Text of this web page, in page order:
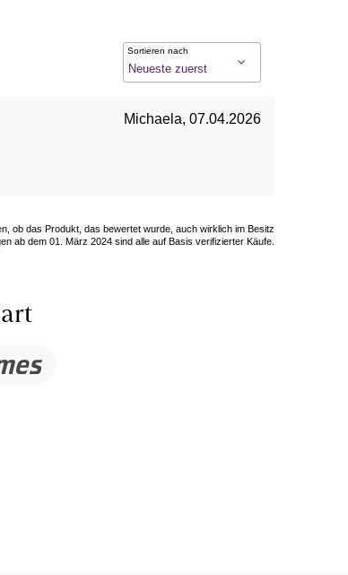
Sortieren nach
Michaela, 07.04.2026
ob das Produkt, das bewertet wurde, auch wirklich im Besitz
ab dem 01. März 2024 sind alle auf Basis verifizierter Käufe.